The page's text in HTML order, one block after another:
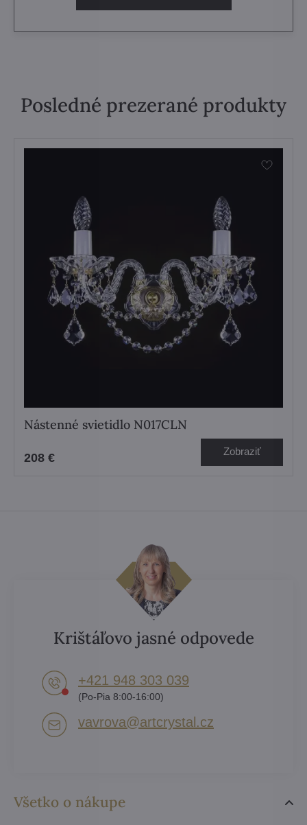
Posledné prezerané produkty
Nástenné svietidlo N017CLN
208 € Zobraziť
Všetko o nákupe
Krištáľovo jasné odpovede
+421 948 303 039
(Po-Pia 8:00-16:00)
vavrova​@artcrystal​.cz